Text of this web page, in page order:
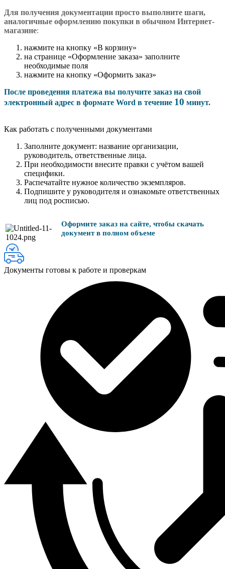
Для получения документации просто выполните шаги,
аналогичные оформлению покупки в обычном Интернет-
магазине:
нажмите на кнопку «В корзину»
на странице «Оформление заказа» заполните
необходимые поля
нажмите на кнопку «Оформить заказ»
После проведения платежа вы получите заказ на свой
электронный адрес в формате Word в течение 10 минут.
Как работать с полученными документами
Заполните документ: название организации,
руководитель, ответственные лица.
При необходимости внесите правки с учётом вашей
специфики.
Распечатайте нужное количество экземпляров.
Подпишите у руководителя и ознакомьте ответственных
лиц под росписью.
Оформите заказ на сайте, чтобы скачать
документ в полном объеме
Документы готовы к работе и проверкам